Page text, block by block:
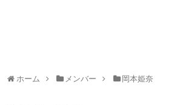
ホーム メンバー 岡本姫奈